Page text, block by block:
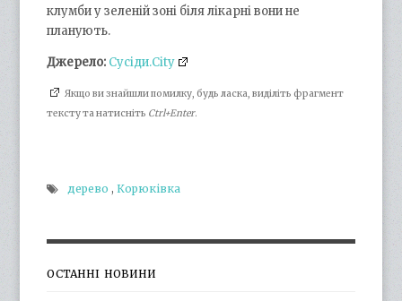
клумби у зеленій зоні біля лікарні вони не
планують.
Джерело: Сусіди.Сіty
Якщо ви знайшли помилку, будь ласка, виділіть фрагмент
тексту та натисніть Ctrl+Enter.
дерево ,Корюківка
ОСТАННІ НОВИНИ